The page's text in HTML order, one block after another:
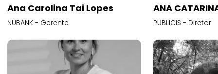
Ana Carolina Tai Lopes
NUBANK - Gerente
ANA
PUBLICIS - Diretor